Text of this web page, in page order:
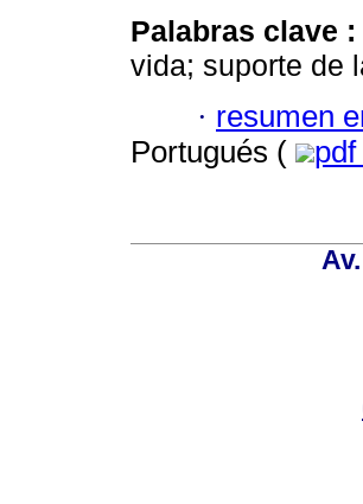
Palabras clave :
vida; suporte de
· resumen
Portugués (
pdf